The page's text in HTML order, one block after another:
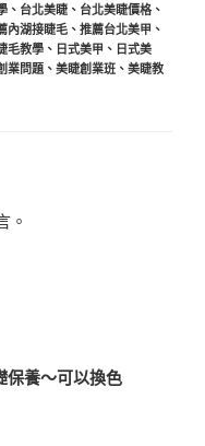
、 台北美睫、 台北美睫價格、
內湖接睫毛、 推薦台北美甲 、
毛教學、 日式美甲 、 日式美
業問題、 美睫創業班、 美睫教
。
保養～可以換色